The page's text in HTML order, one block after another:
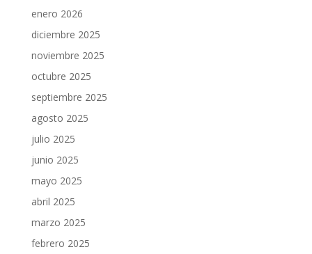
enero 2026
diciembre 2025
noviembre 2025
octubre 2025
septiembre 2025
agosto 2025
julio 2025
junio 2025
mayo 2025
abril 2025
marzo 2025
febrero 2025